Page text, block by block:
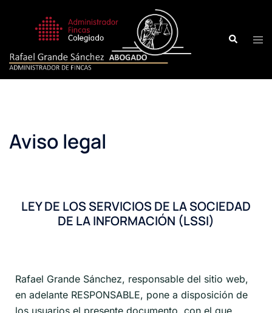
Aviso legal
LEY DE LOS SERVICIOS DE LA SOCIEDAD
DE LA INFORMACIÓN (LSSI)
Rafael Grande Sánchez, responsable del sitio web,
en adelante RESPONSABLE, pone a disposición de
los usuarios el presente documento, con el que